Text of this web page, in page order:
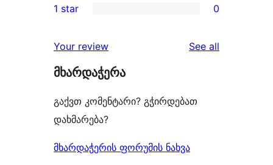
reviews
star
2-
reviews
star
reviews
1 star 0
Your review See all
მხარდაჭერა
გაქვთ კომენტარი? გჭირდებათ
დახმარება?
მხარდაჭერის ფორუმის ნახვა